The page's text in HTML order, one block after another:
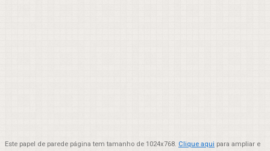
Este papel de parede página tem tamanho de 1024x768. Clique aqui para ampliar e